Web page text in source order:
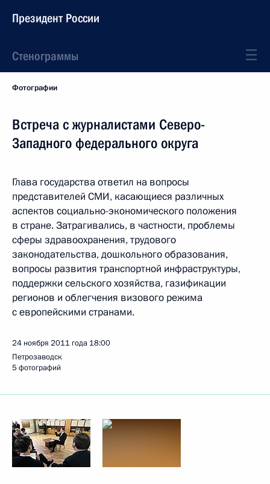
Президент России
Стенограммы
Фотографии
Встреча с журналистами Северо-
Западного федерального округа
Глава государства ответил на вопросы
представителей СМИ, касающиеся различных
аспектов социально-экономического положения
в стране. Затрагивались, в частности, проблемы
сферы здравоохранения, трудового
законодательства, дошкольного образования,
вопросы развития транспортной инфраструктуры,
поддержки сельского хозяйства, газификации
регионов и облегчения визового режима
с европейскими странами.
24 ноября 2011 года 18:00
Петрозаводск
5 фотографий